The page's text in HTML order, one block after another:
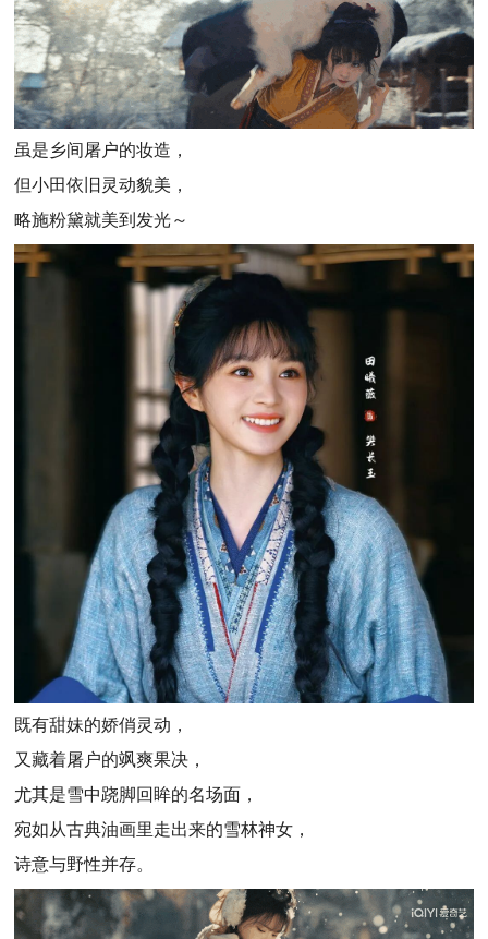
虽是乡间屠户的妆造，
但小田依旧灵动貌美，
略施粉黛就美到发光～
既有甜妹的娇俏灵动，
又藏着屠户的飒爽果决，
尤其是雪中跷脚回眸的名场面，
宛如从古典油画里走出来的雪林神女，
诗意与野性并存。